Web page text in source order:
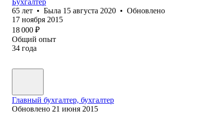
65 лет • Была 15 августа 2020 • Обновлено
17 ноября 2015
18 000 ₽
Общий опыт
34 года
Главный бухгалтер, бухгалтер
Обновлено 21 июня 2015